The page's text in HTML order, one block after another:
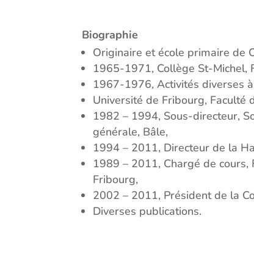
Biographie
Originaire et école primaire de
1965-1971, Collège St-Michel,
1967-1976, Activités diverses
Université de Fribourg, Faculté
1982 – 1994, Sous-directeur,
générale, Bâle,
1994 – 2011, Directeur de la
1989 – 2011, Chargé de cours,
Fribourg,
2002 – 2011, Président de la
Diverses publications.